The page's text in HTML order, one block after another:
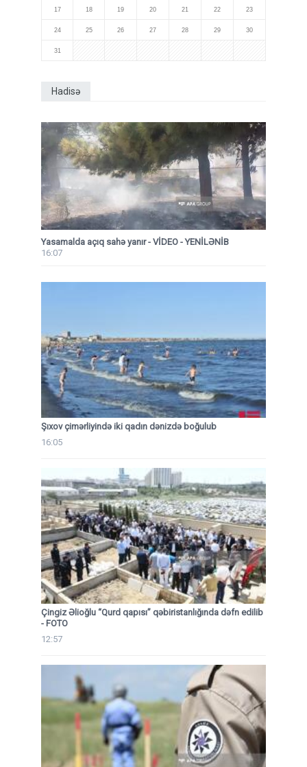
17 18 19 20 21 22 23
24 25 26 27 28 29 30
31
Hadisə
Yasamalda açıq sahə yanır - VİDEO - YENİLƏNİB
16:07
Şıxov çimərliyində iki qadın dənizdə boğulub
16:05
Çingiz Əlioğlu “Qurd qapısı” qəbiristanlığında dəfn edilib
- FOTO
12:57